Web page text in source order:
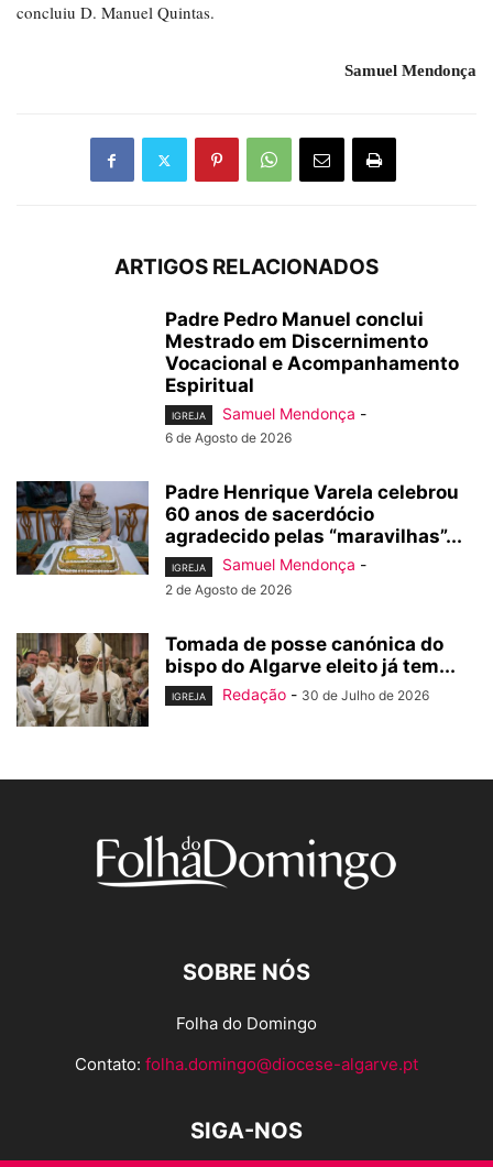
concluiu D. Manuel Quintas.
Samuel Mendonça
ARTIGOS RELACIONADOS
Padre Pedro Manuel conclui
Mestrado em Discernimento
Vocacional e Acompanhamento
Espiritual
IGREJA Samuel Mendonça -
6 de Agosto de 2026
Padre Henrique Varela celebrou
60 anos de sacerdócio
agradecido pelas “maravilhas”...
IGREJA Samuel Mendonça -
2 de Agosto de 2026
Tomada de posse canónica do
bispo do Algarve eleito já tem...
IGREJA Redação - 30 de Julho de 2026
SOBRE NÓS
Folha do Domingo
Contato: folha.domingo@diocese-algarve.pt
SIGA-NOS